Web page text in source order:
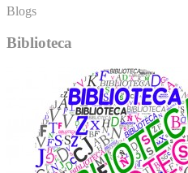
Blogs
Biblioteca